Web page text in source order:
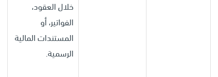
خلال العقود،
الفواتير، أو
المستندات المالية
الرسمية.